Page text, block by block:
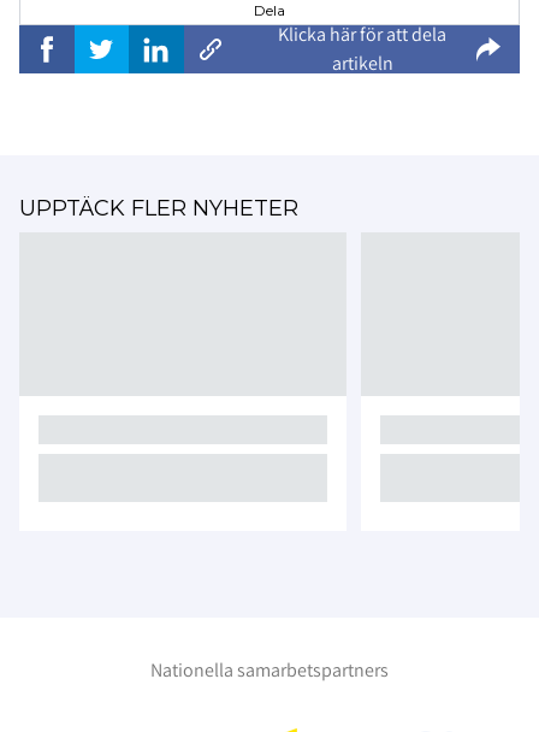
Dela
Klicka här för att dela
artikeln
UPPTÄCK FLER NYHETER
Nationella samarbetspartners